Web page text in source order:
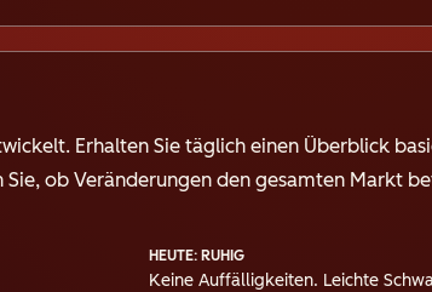
Erhalten Sie täglich einen Überblick
ob Veränderungen den gesamten Markt
HEUTE: RUHIG
Keine Auffälligkeiten. Leichte